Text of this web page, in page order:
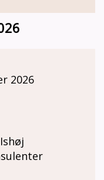
2026